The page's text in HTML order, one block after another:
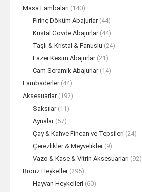
Masa Lambalari (140)
Pirinç Döküm Abajurlar (44)
Kristal Gövde Abajurlar (44)
Taşlı & Kristal & Fanuslu (24)
Lazer Kesim Abajurlar (21)
Cam Seramik Abajurlar (14)
Lambaderler (44)
Aksesuarlar (192)
Saksılar (11)
Aynalar (57)
Çay & Kahve Fincan ve Tepsileri (24)
Çerezlikler & Meyvelikler (9)
Vazo & Kase & Vitrin Aksesuarları (92)
Bronz Heykeller (295)
Hayvan Heykelleri (60)